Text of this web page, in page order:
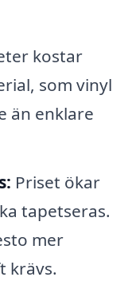
kostar
som vinyl
än enklare
Priset ökar
tapetseras.
mer
krävs.